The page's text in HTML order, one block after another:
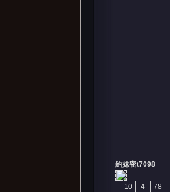
約妹密t7098
10
4
78